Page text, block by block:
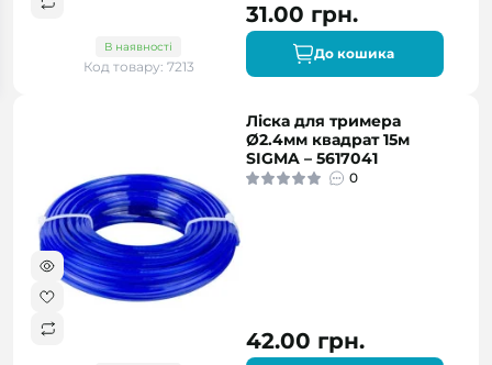
В наявності
Код товару: 7213
31.00 грн.
До кошика
Ліска для тримера
Ø2.4мм квадрат 15м
SIGMA – 5617041
0
42.00 грн.